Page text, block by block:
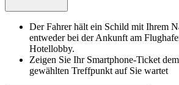
Der Fahrer hält ein Schild mit Ihrem
entweder bei der Ankunft am
Hotellobby.
Zeigen Sie Ihr Smartphone-Ticket
gewählten Treffpunkt auf Sie wartet